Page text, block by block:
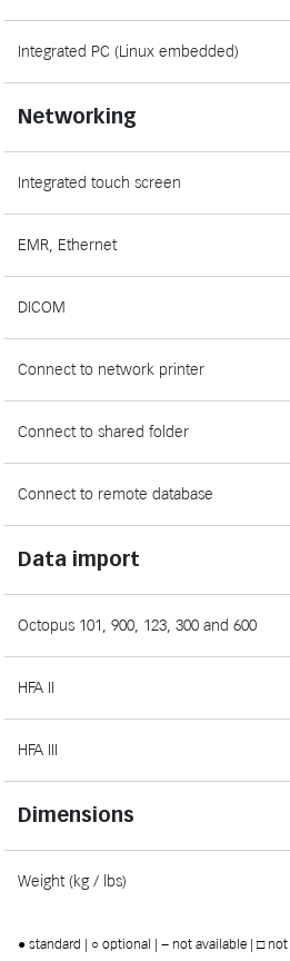
Integrated PC (Linux embedded)
Networking
Integrated touch screen
EMR, Ethernet
DICOM
Connect to network printer
Connect to shared folder
Connect to remote database
Data import
Octopus 101, 900, 123, 300 and 600
HFA II
HFA III
Dimensions
Weight (kg / lbs)
● standard | ○ optional | − not available | □